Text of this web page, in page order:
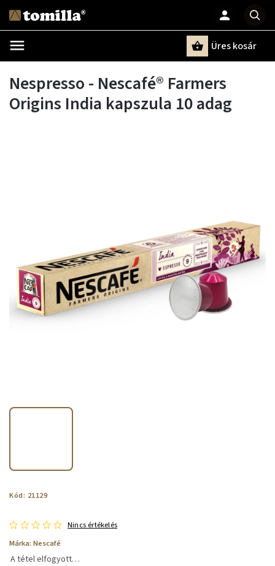
Üres kosár
Nespresso - Nescafé® Farmers
Origins India kapszula 10 adag
Kód: 21129
Nincs értékelés
Márka: Nescafé
A tétel elfogyott…